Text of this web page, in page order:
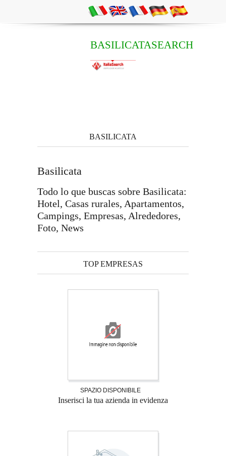
BASILICATASEARCH
BASILICATA
Basilicata
Todo lo que buscas sobre Basilicata:
Hotel, Casas rurales, Apartamentos,
Campings, Empresas, Alrededores,
Foto, News
TOP EMPRESAS
SPAZIO DISPONIBILE
Inserisci la tua azienda in evidenza